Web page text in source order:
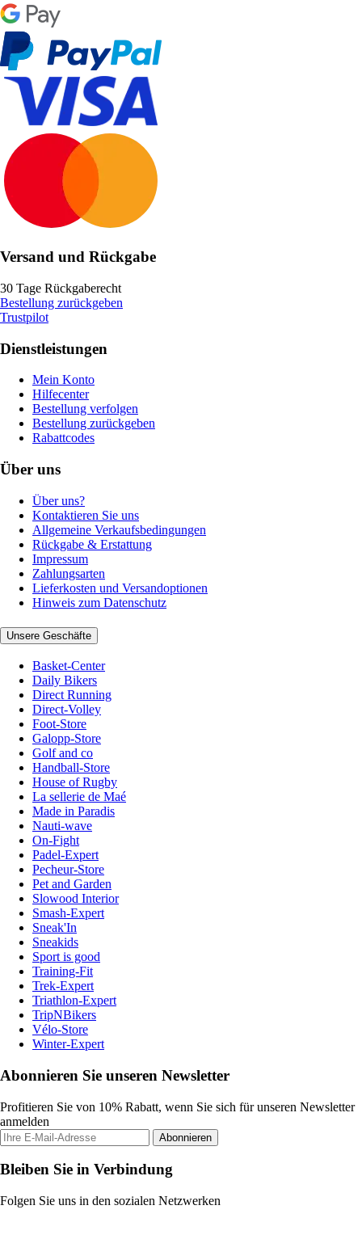
Versand und Rückgabe
30 Tage Rückgaberecht
Bestellung zurückgeben
Trustpilot
Dienstleistungen
Mein Konto
Hilfecenter
Bestellung verfolgen
Bestellung zurückgeben
Rabattcodes
Über uns
Über uns?
Kontaktieren Sie uns
Allgemeine Verkaufsbedingungen
Rückgabe & Erstattung
Impressum
Zahlungsarten
Lieferkosten und Versandoptionen
Hinweis zum Datenschutz
Unsere Geschäfte
Basket-Center
Daily Bikers
Direct Running
Direct-Volley
Foot-Store
Galopp-Store
Golf and co
Handball-Store
House of Rugby
La sellerie de Maé
Made in Paradis
Nauti-wave
On-Fight
Padel-Expert
Pecheur-Store
Pet and Garden
Slowood Interior
Smash-Expert
Sneak'In
Sneakids
Sport is good
Training-Fit
Trek-Expert
Triathlon-Expert
TripNBikers
Vélo-Store
Winter-Expert
Abonnieren Sie unseren Newsletter
Profitieren Sie von 10% Rabatt, wenn Sie sich für unseren Newsletter
anmelden
Abonnieren
Bleiben Sie in Verbindung
Folgen Sie uns in den sozialen Netzwerken